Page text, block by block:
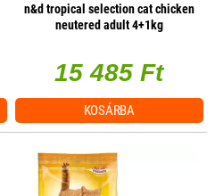
n&d tropical selection cat chicken
neutered adult 4+1kg
15 485 Ft
KOSÁRBA